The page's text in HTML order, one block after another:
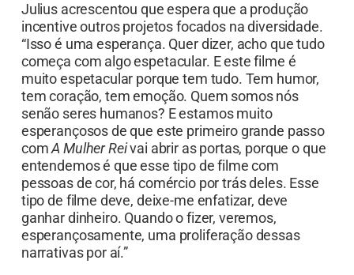
Julius acrescentou que espera que a produção
incentive outros projetos focados na diversidade.
“Isso é uma esperança. Quer dizer, acho que tudo
começa com algo espetacular. E este filme é
muito espetacular porque tem tudo. Tem humor,
tem coração, tem emoção. Quem somos nós
senão seres humanos? E estamos muito
esperançosos de que este primeiro grande passo
comA Mulher Reivai abrir as portas, porque o que
entendemos é que esse tipo de filme com
pessoas de cor, há comércio por trás deles. Esse
tipo de filme deve, deixe-me enfatizar, deve
ganhar dinheiro. Quando o fizer, veremos,
esperançosamente, uma proliferação dessas
narrativas por aí.”